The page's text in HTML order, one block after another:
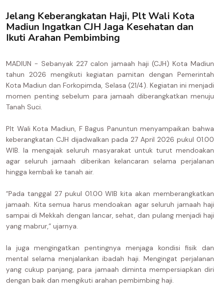
Jelang Keberangkatan Haji, Plt Wali Kota
Madiun Ingatkan CJH Jaga Kesehatan dan
Ikuti Arahan Pembimbing
MADIUN - Sebanyak 227 calon jamaah haji (CJH) Kota Madiun
tahun 2026 mengikuti kegiatan pamitan dengan Pemerintah
Kota Madiun dan Forkopimda, Selasa (21/4). Kegiatan ini menjadi
momen penting sebelum para jamaah diberangkatkan menuju
Tanah Suci.
Plt Wali Kota Madiun, F Bagus Panuntun menyampaikan bahwa
keberangkatan CJH dijadwalkan pada 27 April 2026 pukul 01.00
WIB. Ia mengajak seluruh masyarakat untuk turut mendoakan
agar seluruh jamaah diberikan kelancaran selama perjalanan
hingga kembali ke tanah air.
“Pada tanggal 27 pukul 01.00 WIB kita akan memberangkatkan
jamaah. Kita semua harus mendoakan agar seluruh jamaah haji
sampai di Mekkah dengan lancar, sehat, dan pulang menjadi haji
yang mabrur,” ujarnya.
Ia juga mengingatkan pentingnya menjaga kondisi fisik dan
mental selama menjalankan ibadah haji. Mengingat perjalanan
yang cukup panjang, para jamaah diminta mempersiapkan diri
dengan baik dan mengikuti arahan pembimbing haji.